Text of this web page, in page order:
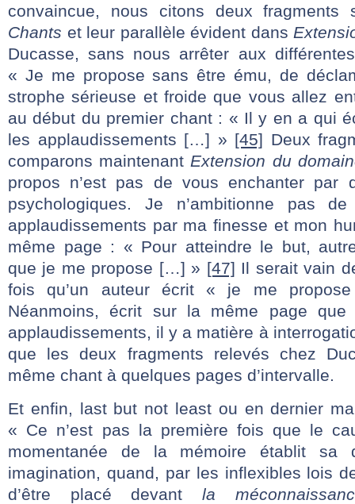
convaincue, nous citons deux fragments
Chants et leur parallèle évident dans
Ducasse, sans nous arrêter aux
« Je me propose sans être ému, de
strophe sérieuse et froide que vous allez
au début du premier chant : « Il y en a qui
les applaudissements […] » [45] Deux
comparons maintenant Extension du
propos n’est pas de vous enchanter par
psychologiques. Je n’ambitionne pas
applaudissements par ma finesse et mon
même page : « Pour atteindre le but,
que je me propose […] » [47] Il serait vain
fois qu’un auteur écrit « je me
Néanmoins, écrit sur la même page
applaudissements, il y a matière à
que les deux fragments relevés chez
même chant à quelques pages d’intervalle.
Et enfin, last but not least ou en dernier
« Ce n’est pas la première fois que le
momentanée de la mémoire établit sa
imagination, quand, par les inflexibles lois
d’être placé devantla